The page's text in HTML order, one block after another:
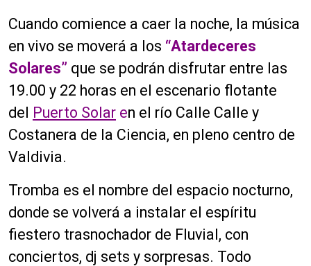
Cuando comience a caer la noche, la música
en vivo se moverá a los “Atardeceres
Solares” que se podrán disfrutar entre las
19.00 y 22 horas en el escenario flotante
del Puerto Solar en el río Calle Calle y
Costanera de la Ciencia, en pleno centro de
Valdivia.
Tromba es el nombre del espacio nocturno,
donde se volverá a instalar el espíritu
fiestero trasnochador de Fluvial, con
conciertos, dj sets y sorpresas. Todo